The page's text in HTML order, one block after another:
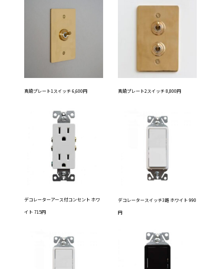
真鍮プレート1スイッチ 6,600円 真鍮プレート2スイッチ 8,800円
デコレーターアース付コンセント ホワ
イト 715円
デコレータースイッチ3路 ホワイト 990
円